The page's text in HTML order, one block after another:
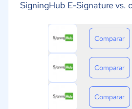
SigningHub E-Signature vs.
Comparar
Comparar
Comparar